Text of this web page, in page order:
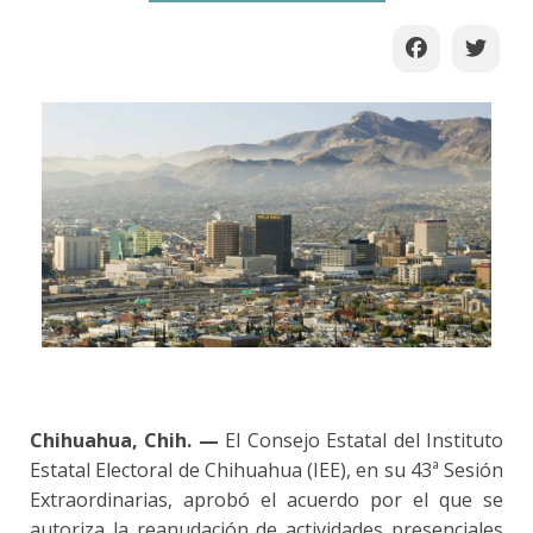
Chihuahua, Chih. — El Consejo Estatal del Instituto
Estatal Electoral de Chihuahua (IEE), en su 43ª Sesión
Extraordinarias, aprobó el acuerdo por el que se